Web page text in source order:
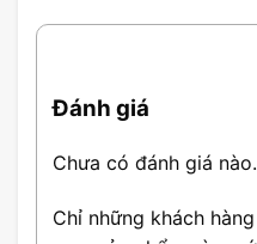
Đánh giá
Chưa có đánh giá nào.
Chỉ những khách